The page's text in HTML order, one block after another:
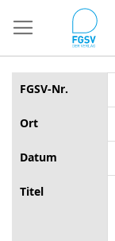
zum
Inhalt
FGSV-Nr.
Ort
Datum
Titel